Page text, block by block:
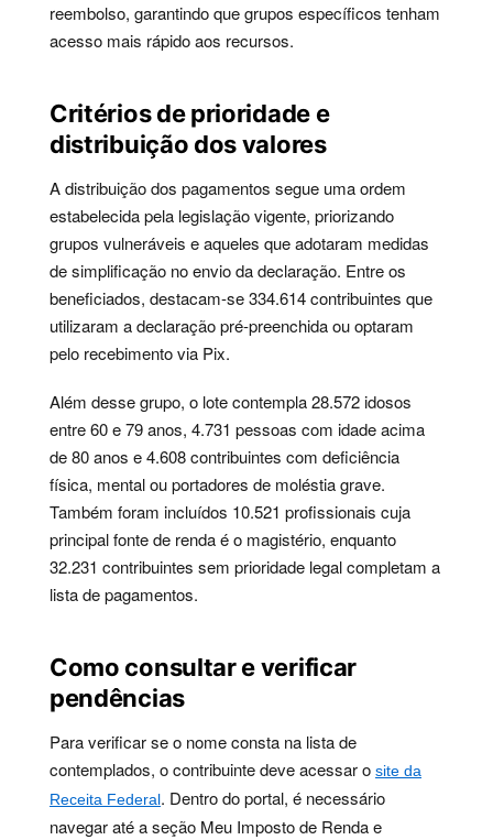
reembolso, garantindo que grupos específicos tenham
acesso mais rápido aos recursos.
Critérios de prioridade e
distribuição dos valores
A distribuição dos pagamentos segue uma ordem
estabelecida pela legislação vigente, priorizando
grupos vulneráveis e aqueles que adotaram medidas
de simplificação no envio da declaração. Entre os
beneficiados, destacam-se 334.614 contribuintes que
utilizaram a declaração pré-preenchida ou optaram
pelo recebimento via Pix.
Além desse grupo, o lote contempla 28.572 idosos
entre 60 e 79 anos, 4.731 pessoas com idade acima
de 80 anos e 4.608 contribuintes com deficiência
física, mental ou portadores de moléstia grave.
Também foram incluídos 10.521 profissionais cuja
principal fonte de renda é o magistério, enquanto
32.231 contribuintes sem prioridade legal completam a
lista de pagamentos.
Como consultar e verificar
pendências
Para verificar se o nome consta na lista de
contemplados, o contribuinte deve acessar o site da
Receita Federal. Dentro do portal, é necessário
navegar até a seção Meu Imposto de Renda e